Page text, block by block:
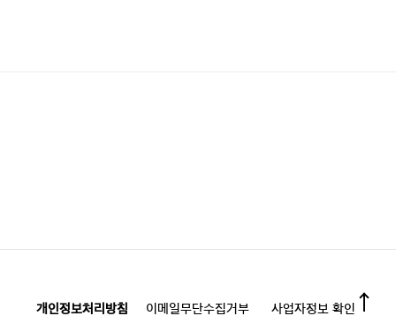
개인정보처리방침 이메일무단수집거부 사업자정보 확인